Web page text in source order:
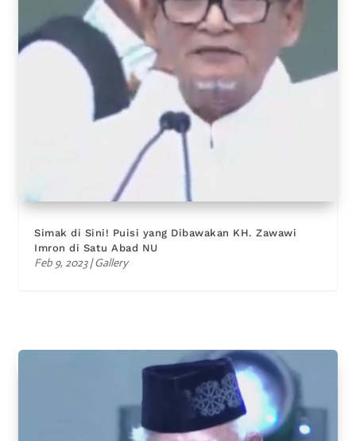
Simak di Sini! Puisi yang Dibawakan KH. Zawawi
Imron di Satu Abad NU
Feb 9, 2023|Gallery